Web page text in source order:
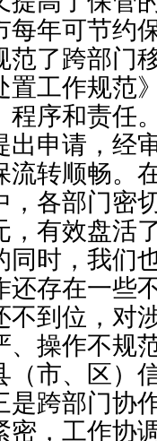
每年可节约
范了跨部门
置工作规范
程序和责任
出申请，经
流转顺畅。
，各部门密
，有效盘活
同时，我们
还存在一些
不到位，对
、操作不规
（市、区）
是跨部门协
密，工作协